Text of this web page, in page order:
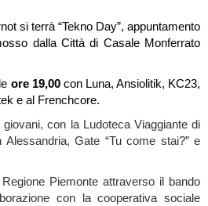
si terrà “TeknoDay”, appuntamento
dalla Città di Casale Monferrato
ore 19,00 con Luna, Ansiolitik, KC23,
e al Frenchcore.
con la Ludoteca Viaggiante di
Gate “Tu come stai?” e
Piemonte attraverso il bando
con la cooperativa sociale